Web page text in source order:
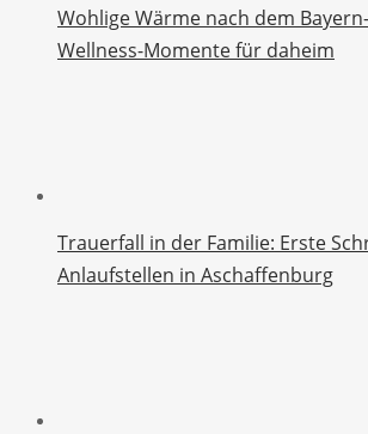
Wohlige Wärme nach dem
Wellness-Momente für daheim
Trauerfall in der Familie: Erste
Anlaufstellen in Aschaffenburg